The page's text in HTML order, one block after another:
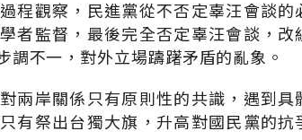
程觀察，民進黨從不否定辜汪會談
者監督，最後完全否定辜汪會談，改
調不一，對外立場躊躇矛盾的亂象。
兩岸關係只有原則性的共識，遇到
有祭出台獨大旗，升高對國民黨的